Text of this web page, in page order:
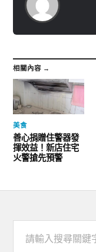
相關內容 →
美食
善心捐贈住警器發
揮效益！新店住宅
火警搶先預警